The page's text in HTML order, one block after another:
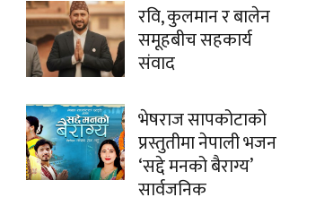
रवि, कुलमान र बालेन
समूहबीच सहकार्य
संवाद
भेषराज सापकोटाको
प्रस्तुतीमा नेपाली भजन
‘सद्दे मनको बैराग्य’
सार्वजनिक